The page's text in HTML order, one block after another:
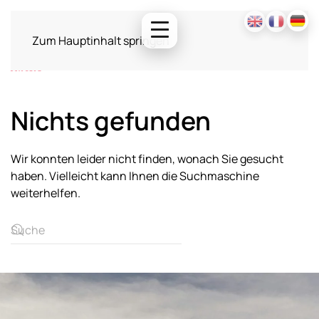
Zum Hauptinhalt springen
Nichts gefunden
Wir konnten leider nicht finden, wonach Sie gesucht
haben. Vielleicht kann Ihnen die Suchmaschine
weiterhelfen.